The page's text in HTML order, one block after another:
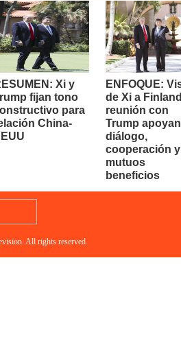
Xi y
fijan tono
para
China-
ENFOQUE:
de Xi a
reunión con
Trump apoyan
diálogo,
cooperación y
mutuos
beneficios
All rights reserved.